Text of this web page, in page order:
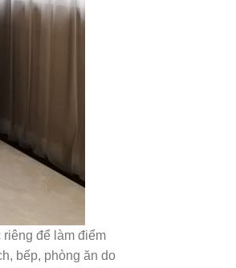
để làm điểm
bếp, phòng ăn do